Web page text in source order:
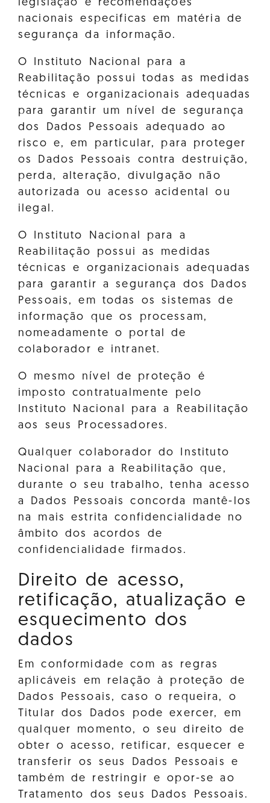
legislação e recomendações
nacionais especificas em matéria de
segurança da informação.
O Instituto Nacional para a
Reabilitação possui todas as medidas
técnicas e organizacionais adequadas
para garantir um nível de segurança
dos Dados Pessoais adequado ao
risco e, em particular, para proteger
os Dados Pessoais contra destruição,
perda, alteração, divulgação não
autorizada ou acesso acidental ou
ilegal.
O Instituto Nacional para a
Reabilitação possui as medidas
técnicas e organizacionais adequadas
para garantir a segurança dos Dados
Pessoais, em todas os sistemas de
informação que os processam,
nomeadamente o portal de
colaborador e intranet.
O mesmo nível de proteção é
imposto contratualmente pelo
Instituto Nacional para a Reabilitação
aos seus Processadores.
Qualquer colaborador do Instituto
Nacional para a Reabilitação que,
durante o seu trabalho, tenha acesso
a Dados Pessoais concorda mantê-los
na mais estrita confidencialidade no
âmbito dos acordos de
confidencialidade firmados.
Direito de acesso,
retificação, atualização e
esquecimento dos
dados
Em conformidade com as regras
aplicáveis em relação à proteção de
Dados Pessoais, caso o requeira, o
Titular dos Dados pode exercer, em
qualquer momento, o seu direito de
obter o acesso, retificar, esquecer e
transferir os seus Dados Pessoais e
também de restringir e opor-se ao
Tratamento dos seus Dados Pessoais.